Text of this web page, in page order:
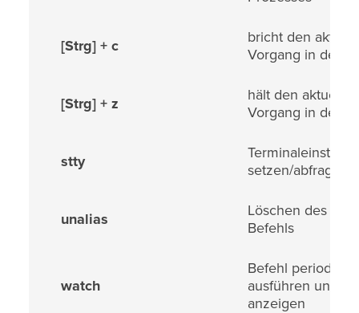
[Strg] + c
bricht den
Vorgang in der
[Strg] + z
hält den aktuellen
Vorgang in der
stty
setzen/abfragen
unalias
Löschen des
Befehls
watch
Befehl periodisch
ausführen und
anzeigen